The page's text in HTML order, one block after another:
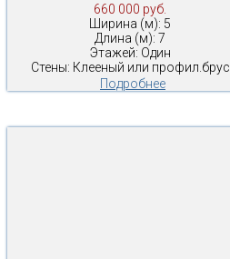
660 000 руб.
Ширина (м): 5
Длина (м): 7
Этажей: Один
Стены: Клееный или профил.брус
Подробнее